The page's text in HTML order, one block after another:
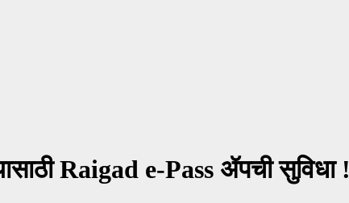
Raigad e-Pass ॲपची सुविधा !